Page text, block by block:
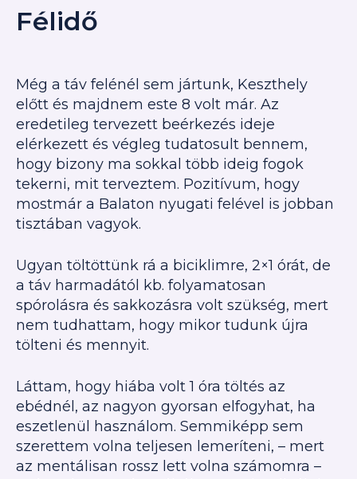
Félidő
Még a táv felénél sem jártunk, Keszthely
előtt és majdnem este 8 volt már. Az
eredetileg tervezett beérkezés ideje
elérkezett és végleg tudatosult bennem,
hogy bizony ma sokkal több ideig fogok
tekerni, mit terveztem. Pozitívum, hogy
mostmár a Balaton nyugati felével is jobban
tisztában vagyok.
Ugyan töltöttünk rá a biciklimre, 2×1 órát, de
a táv harmadától kb. folyamatosan
spórolásra és sakkozásra volt szükség, mert
nem tudhattam, hogy mikor tudunk újra
tölteni és mennyit.
Láttam, hogy hiába volt 1 óra töltés az
ebédnél, az nagyon gyorsan elfogyhat, ha
eszetlenül használom. Semmiképp sem
szerettem volna teljesen lemeríteni, – mert
az mentálisan rossz lett volna számomra –